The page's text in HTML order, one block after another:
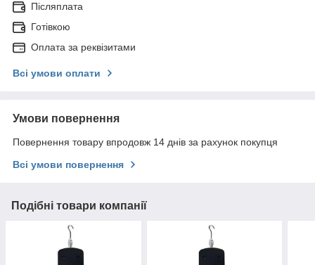
Післяплата
Готівкою
Оплата за реквізитами
Всі умови оплати
Умови повернення
Повернення товару впродовж 14 днів за рахунок покупця
Всі умови повернення
Подібні товари компанії